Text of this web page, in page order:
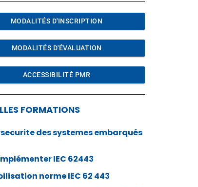
MODALITÉS D'INSCRIPTION
MODALITÉS D'ÉVALUATION
ACCESSIBILITÉ PMR
FORMATIONS
des systemes embarqués
IEC 62443
norme IEC 62 443